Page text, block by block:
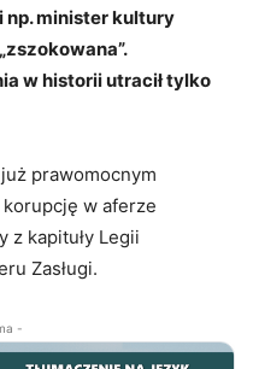
np. minister kultury
w historii utracił tylko
prawomocnym
w aferze
z kapituły Legii
Zasługi.
-